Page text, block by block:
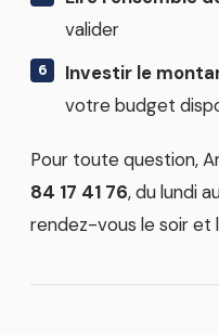
valider
Investir le
votre budget
Pour toute question,
84 17 41 76, du lundi
rendez-vous le soir et